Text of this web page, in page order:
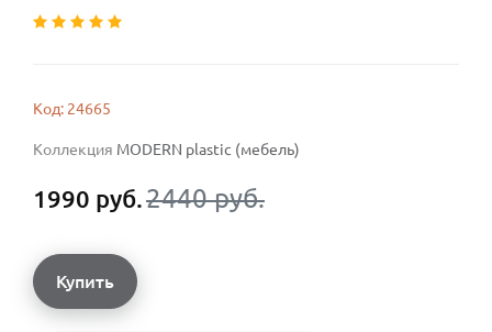
Код: 24665
Коллекция MODERN plastic (мебель)
1990 руб.2440 руб.
Купить